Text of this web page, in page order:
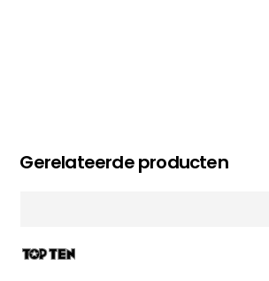
Gerelateerde producten